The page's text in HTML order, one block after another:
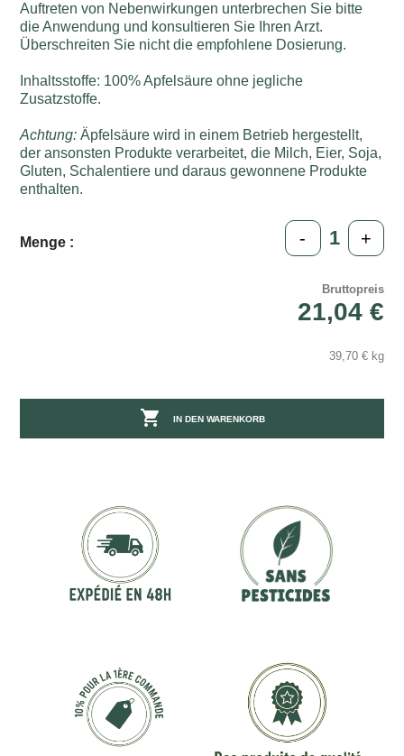
Auftreten von Nebenwirkungen unterbrechen Sie bitte
die Anwendung und konsultieren Sie Ihren Arzt.
Überschreiten Sie nicht die empfohlene Dosierung.
Inhaltsstoffe: 100% Apfelsäure ohne jegliche
Zusatzstoffe.
Achtung: Äpfelsäure wird in einem Betrieb hergestellt,
der ansonsten Produkte verarbeitet, die Milch, Eier, Soja,
Gluten, Schalentiere und daraus gewonnene Produkte
enthalten.
Menge : - +
Bruttopreis
21,04 €
39,70 € kg
 IN DEN WARENKORB